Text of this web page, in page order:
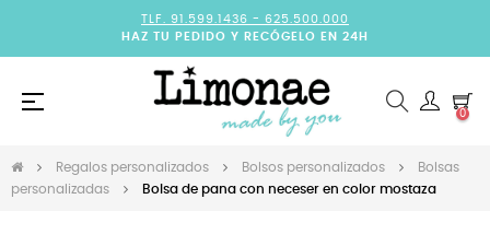
TLF. 91.599.1436 - 625.500.000
HAZ TU PEDIDO Y RECÓGELO EN 24H
Navegación
☰
0
Regalos personalizados Bolsos personalizados
Bolsas
personalizadas
Bolsa de pana con neceser en color mostaza